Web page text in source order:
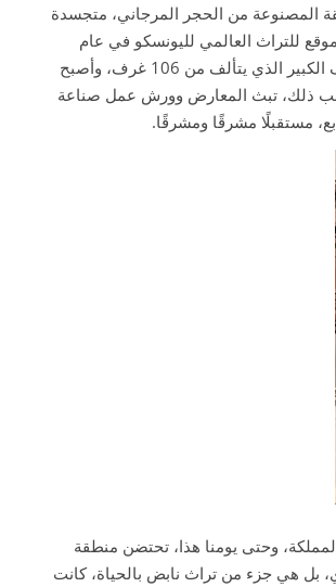
المصنوعة من الحجر المرجاني، متجسدة
للتراث العالمي لليونسكو في عام
2014، شهدت جدة التاريخية عملية ترميم دقيقة طالت العديد من القصور الشاسعة المتداعية، من بينها منزل نصيف الكبير الذي يتألف من 106 غرف، وأصبح
جانب ذلك، تبث المعارض وورش عمل صناعة
مستقبلًا مشرقًا ومشرقًا.
وحتى يومنا هذا، تحتضن منطقة
بل هي جزء من تراث نابض بالحياة، كانت